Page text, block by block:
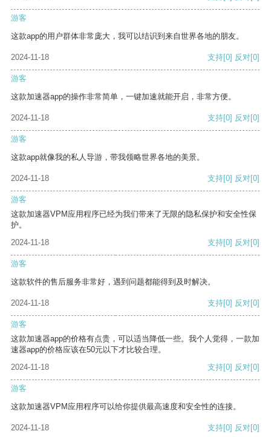
游客
这款app的用户群体非常庞大，我可以结识到来自世界各地的朋友。
2024-11-18 支持[0] 反对[0]
游客
这款加速器app的操作非常简单，一键加速就能开启，非常方便。
2024-11-18 支持[0] 反对[0]
游客
这款app就像我的私人导游，带我领略世界各地的美景。
2024-11-18 支持[0] 反对[0]
游客
这款加速器VPM应用程序已经为我们带来了无限的隐私保护和安全性保
护。
2024-11-18
支持[0] 反对[0]
游客
这款软件的售后服务非常好，遇到问题都能得到及时解决。
2024-11-18 支持[0] 反对[0]
游客
这款加速器app的价格有点贵，可以适当降低一些。我个人觉得，一款加
速器app的价格应该在50元以下才比较合理。
2024-11-18
支持[0] 反对[0]
游客
这款加速器VPM应用程序可以给你提供最高速度和安全性的连接。
2024-11-18 支持[0] 反对[0]